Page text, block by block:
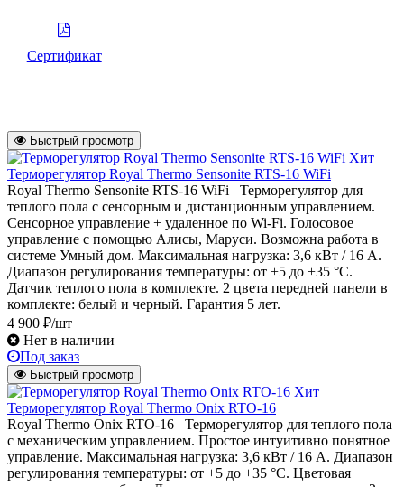
Сертификат
Быстрый просмотр
Хит
Терморегулятор Royal Thermo Sensonite RTS-16 WiFi
Royal Thermo Sensonite RTS-16 WiFi –Терморегулятор для
теплого пола с сенсорным и дистанционным управлением.
Сенсорное управление + удаленное по Wi-Fi. Голосовое
управление с помощью Алисы, Маруси. Возможна работа в
системе Умный дом. Максимальная нагрузка: 3,6 кВт / 16 А.
Диапазон регулирования температуры: от +5 до +35 °С.
Датчик теплого пола в комплекте. 2 цвета передней панели в
комплекте: белый и черный. Гарантия 5 лет.
4 900 ₽/шт
Нет в наличии
Под заказ
Быстрый просмотр
Хит
Терморегулятор Royal Thermo Onix RTO-16
Royal Thermo Onix RTO-16 –Терморегулятор для теплого пола
с механическим управлением. Простое интуитивно понятное
управление. Максимальная нагрузка: 3,6 кВт / 16 А. Диапазон
регулирования температуры: от +5 до +35 °С. Цветовая